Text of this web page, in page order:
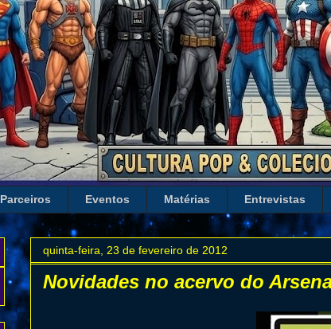
Parceiros Eventos Matérias Entrevistas
quinta-feira, 23 de fevereiro de 2012
Novidades no acervo do